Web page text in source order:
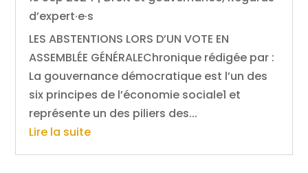
d’expert·e·s
LES ABSTENTIONS LORS D’UN VOTE EN
ASSEMBLÉE GÉNÉRALEChronique rédigée par :
La gouvernance démocratique est l’un des
six principes de l’économie sociale1 et
représente un des piliers des...
Lire la suite